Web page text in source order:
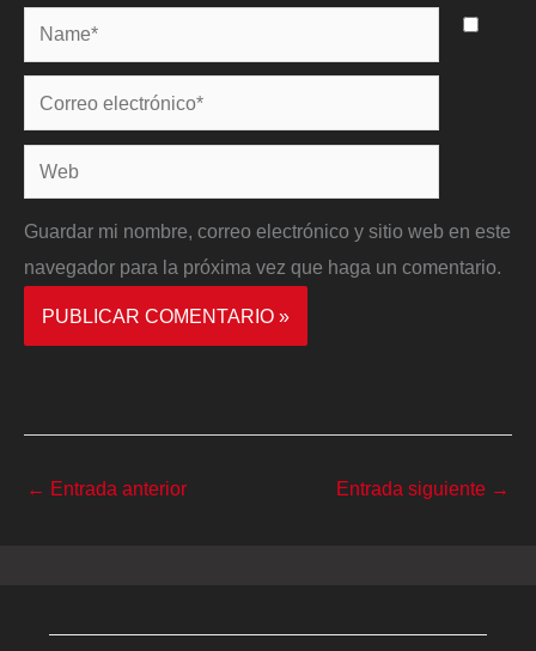
Name*
Correo
electrónico*
Web
Guardar mi nombre, correo electrónico y sitio web en este
navegador para la próxima vez que haga un comentario.
← Entrada anterior Entrada siguiente →